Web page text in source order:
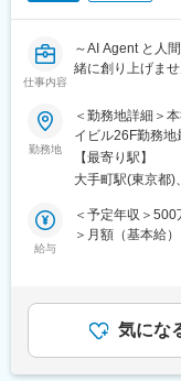
の高いものでし
ます。
他社との協業に
した案件です。
Javascriptフレ
採用、お客様先
し、開発、テス
■魅力
ます。
◎顧客と直接コ
件が数多くあり
仕事内容
～AI Agent と人
緒に創り上げま
■ポジション概要
本ポジションは
を活かし、お客
を担います。企
業務プロセスの
上流フェーズか
役割を広げてい
経営戦略と連携
リスク管理の仕
◇Readiness評価
勤務地
＜勤務地詳細＞
イビル26F勤務地
策：屋内全面禁
ーク含む）
【最寄り駅】
大手町駅(東京都)
給与
＜予定年収＞
＞月額（基本給
た金額賃金はあ
る可能性があり
気にな